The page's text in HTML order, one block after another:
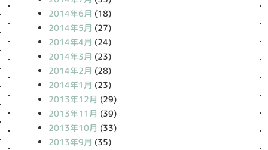
2014年6月 (18)
2014年5月 (27)
2014年4月 (24)
2014年3月 (23)
2014年2月 (28)
2014年1月 (23)
2013年12月 (29)
2013年11月 (39)
2013年10月 (33)
2013年9月 (35)